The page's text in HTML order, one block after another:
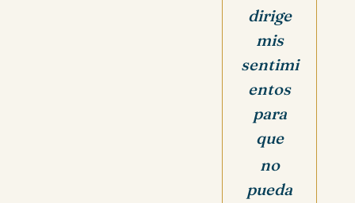
dirige
mis
sentimi
entos
para
que
no
pueda